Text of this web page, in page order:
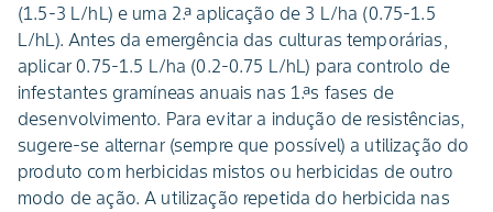
(1.5-3 L/hL) e uma 2.ª aplicação de 3 L/ha (0.75-1.5
L/hL). Antes da emergência das culturas temporárias,
aplicar 0.75-1.5 L/ha (0.2-0.75 L/hL) para controlo de
infestantes gramíneas anuais nas 1.ªs fases de
desenvolvimento. Para evitar a indução de resistências,
sugere-se alternar (sempre que possível) a utilização do
produto com herbicidas mistos ou herbicidas de outro
modo de ação. A utilização repetida do herbicida nas